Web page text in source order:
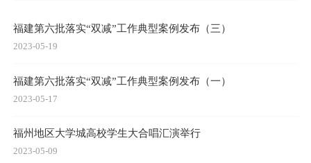
福建第六批落实“双减”工作典型案例发布（三）
2023-05-19
福建第六批落实“双减”工作典型案例发布（一）
2023-05-17
福州地区大学城高校学生大合唱汇演举行
2023-05-09